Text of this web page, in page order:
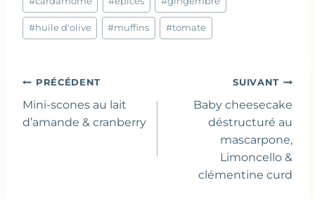
de
la#huile d'olive #muffins #tomate
Navigation
de
l’article
PRÉCÉDENT
Mini-scones au lait
d’amande & cranberry
SUIVANT
Baby cheesecake
déstructuré au
mascarpone,
Limoncello &
clémentine curd